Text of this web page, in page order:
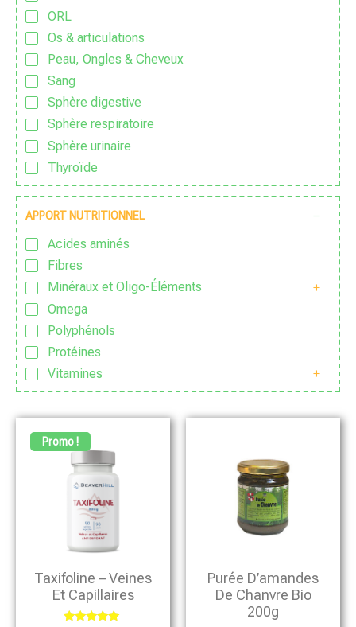
ORL
Os & articulations
Peau, Ongles & Cheveux
Sang
Sphère digestive
Sphère respiratoire
Sphère urinaire
Thyroïde
APPORT NUTRITIONNEL
Acides aminés
Fibres
Minéraux et Oligo-Éléments
Omega
Polyphénols
Protéines
Vitamines
Promo !
Taxifoline – Veines
Et Capillaires
Purée D’amandes
De Chanvre Bio
200g